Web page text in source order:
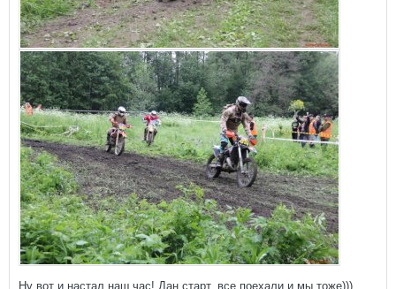
Ну вот и настал наш час! Дан старт, все поехали и мы тоже)))